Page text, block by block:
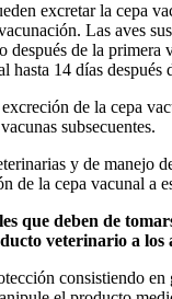
excretar la cepa
Las aves
después de la primera
hasta 14 días después
de la cepa
subsecuentes.
y de manejo
de la cepa vacunal a
que deben de
veterinario a los
consistiendo en